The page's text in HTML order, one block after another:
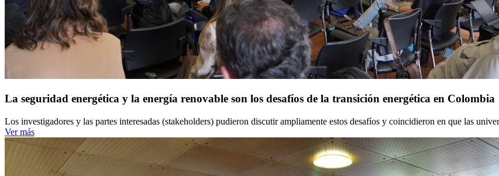
La seguridad energética y la energía renovable son los desafíos de la transición energética en Colombia
Los investigadores y las partes interesadas (stakeholders) pudieron discutir ampliamente estos desafíos y coincidieron en que las
Ver más